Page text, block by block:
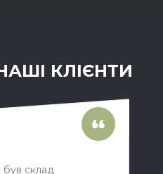
КЛІЄНТИ
склад